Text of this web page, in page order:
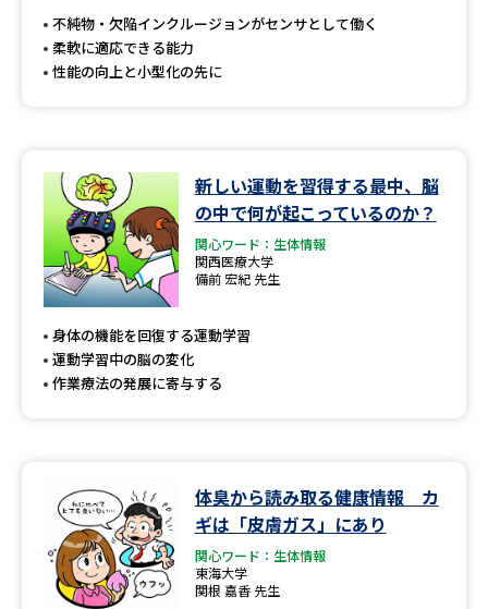
受験準備 資料検索
先輩が入学を決めた理由 テレメール全国一斉進学調査
新生活お役立ちガイド
学問発見
学問のミニ講義「夢ナビ講義」 学問分野解説
学問の教科書 夢ナビライブ
不純物・欠陥インクルージョンがセンサとして働く
柔軟に適応できる能力
性能の向上と小型化の先に
新しい運動を習得する最中、脳
の中で何が起こっているのか？
関心ワード：生体情報
関西医療大学
備前 宏紀 先生
身体の機能を回復する運動学習
運動学習中の脳の変化
作業療法の発展に寄与する
体臭から読み取る健康情報 カ
ギは「皮膚ガス」にあり
関心ワード：生体情報
東海大学
関根 嘉香 先生